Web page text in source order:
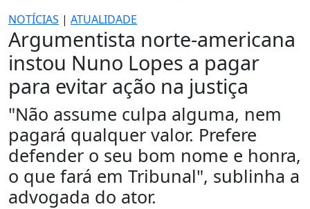
NOTÍCIAS | ATUALIDADE
Argumentista norte-americana
instou Nuno Lopes a pagar
para evitar ação na justiça
"Não assume culpa alguma, nem
pagará qualquer valor. Prefere
defender o seu bom nome e honra,
o que fará em Tribunal", sublinha a
advogada do ator.